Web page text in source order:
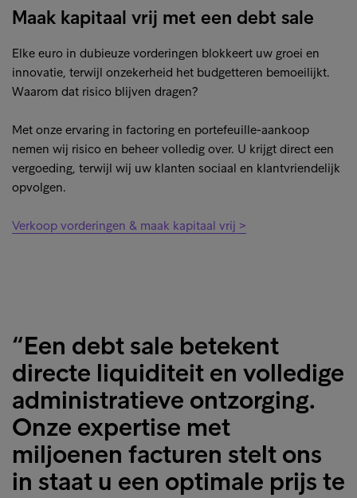
vorderingen te kopen in alle activaklassen, betekent dat
we tot een regeling kunnen komen die goed bij u past:
alleen voor de verkoop van uw niet-renderende
vorderingen of ook voor andere diensten, zoals incasso.
Neem contact op met een van onze teams voor meer
Maak kapitaal vrij met een debt sale
Elke euro in dubieuze vorderingen blokkeert uw groei en
innovatie, terwijl onzekerheid het budgetteren bemoeilijkt.
Waarom dat risico blijven dragen?
Met onze ervaring in factoring en portefeuille-aankoop
nemen wij risico en beheer volledig over. U krijgt direct een
vergoeding, terwijl wij uw klanten sociaal en klantvriendelijk
opvolgen.
Verkoop vorderingen & maak kapitaal vrij >
“Een debt sale betekent
directe liquiditeit en volledige
administratieve ontzorging.
Onze expertise met
miljoenen facturen stelt ons
in staat u een optimale prijs te